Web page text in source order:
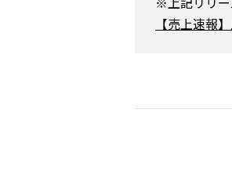
【売上速報